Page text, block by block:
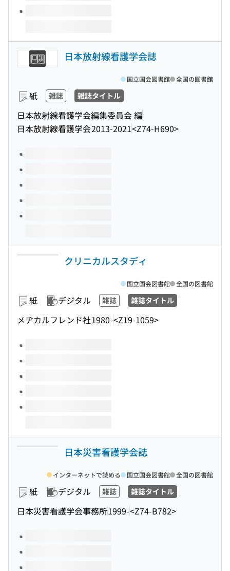
日本放射線看護学会誌
紙 雑誌 雑誌タイトル
日本放射線看護学会編集委員会 編
日本放射線看護学会2013-2021<Z74-H690>
国立国会図書館 全国の図書館
このタイトルの巻号
クリニカルスタディ
紙 デジタル 雑誌 雑誌タイトル
メヂカルフレンド社1980-<Z19-1059>
国立国会図書館 全国の図書館
このタイトルの巻号
日本災害看護学会誌
紙 デジタル 雑誌 雑誌タイトル
日本災害看護学会事務所1999-<Z74-B782>
インターネットで読める 国立国会図書館 全国の図書館
このタイトルの巻号